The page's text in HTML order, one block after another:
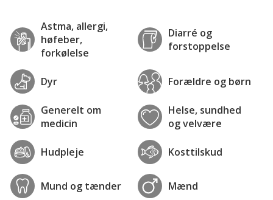
Astma, allergi,
høfeber,
forkølelse
Diarré og
forstoppelse
Dyr Forældre og børn
Generelt om
medicin
Helse, sundhed
og velvære
Hudpleje Kosttilskud
Mund og tænder Mænd